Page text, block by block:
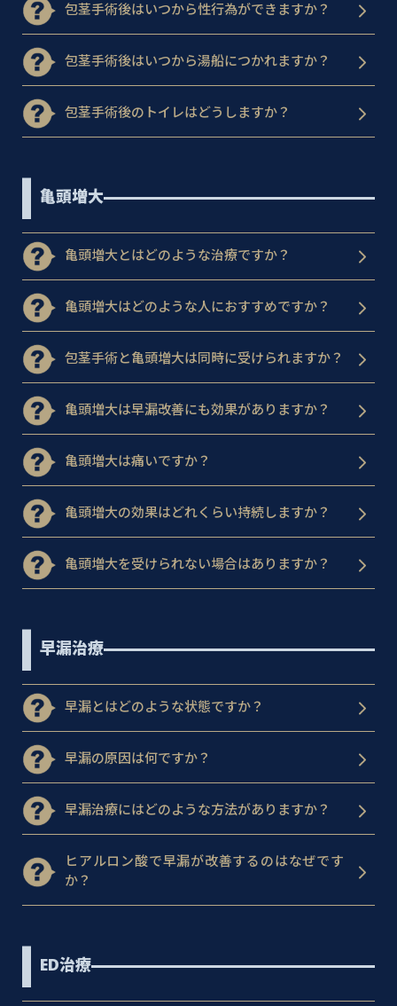
包茎手術後はいつから性行為ができますか？
包茎手術後はいつから湯船につかれますか？
包茎手術後のトイレはどうしますか？
亀頭増大
亀頭増大とはどのような治療ですか？
亀頭増大はどのような人におすすめですか？
包茎手術と亀頭増大は同時に受けられますか？
亀頭増大は早漏改善にも効果がありますか？
亀頭増大は痛いですか？
亀頭増大の効果はどれくらい持続しますか？
亀頭増大を受けられない場合はありますか？
早漏治療
早漏とはどのような状態ですか？
早漏の原因は何ですか？
早漏治療にはどのような方法がありますか？
ヒアルロン酸で早漏が改善するのはなぜです
か？
ED治療